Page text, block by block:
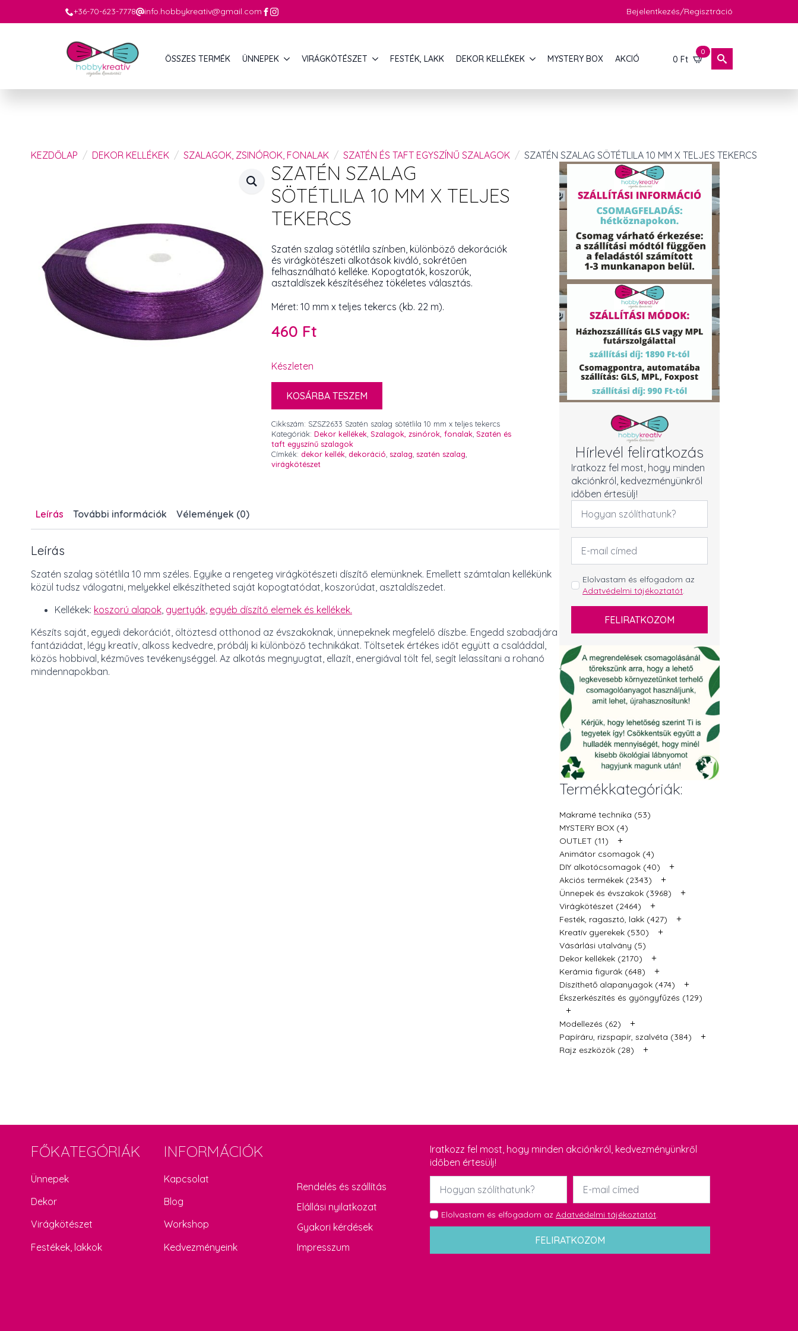
+36-70-623-7778 info.hobbykreativ@gmail.com Bejelentkezés/Regisztráció
ÖSSZES TERMÉK ÜNNEPEK VIRÁGKÖTÉSZET FESTÉK, LAKK DEKOR KELLÉKEK MYSTERY BOX AKCIÓ 0 Ft
0
KEZDŐLAP DEKOR KELLÉKEK SZALAGOK, ZSINÓROK, FONALAK SZATÉN ÉS TAFT EGYSZÍNŰ SZALAGOK SZATÉN SZALAG SÖTÉTLILA 10 MM X TELJES TEKERCS
SZATÉN SZALAG
SÖTÉTLILA 10 MM X TELJES
TEKERCS
Szatén szalag sötétlila színben, különböző dekorációk
és virágkötészeti alkotások kiváló, sokrétűen
felhasználható kelléke. Kopogtatók, koszorúk,
asztaldíszek készítéséhez tökéletes választás.
Méret: 10 mm x teljes tekercs (kb. 22 m).
460 Ft
Készleten
KOSÁRBA TESZEM
Cikkszám: SZSZ2633 Szatén szalag sötétlila 10 mm x teljes tekercs
Kategóriák: Dekor kellékek, Szalagok, zsinórok, fonalak, Szatén és
taft egyszínű szalagok
Címkék: dekor kellék, dekoráció, szalag, szatén szalag,
virágkötészet
Leírás További információk Vélemények (0)
Leírás
Szatén szalag sötétlila 10 mm széles. Egyike a rengeteg virágkötészeti díszítő elemünknek. Emellett számtalan kellékünk
közül tudsz válogatni, melyekkel elkészítheted saját kopogtatódat, koszorúdat, asztaldíszedet.
Kellékek: koszorú alapok, gyertyák, egyéb díszítő elemek és kellékek.
Készíts saját, egyedi dekorációt, öltöztesd otthonod az évszakoknak, ünnepeknek megfelelő díszbe. Engedd szabadjára
fantáziádat, légy kreatív, alkoss kedvedre, próbálj ki különböző technikákat. Töltsetek értékes időt együtt a családdal,
közös hobbival, kézműves tevékenységgel. Az alkotás megnyugtat, ellazít, energiával tölt fel, segít lelassítani a rohanó
mindennapokban.
Hírlevél feliratkozás
Iratkozz fel most, hogy minden
akciónkról, kedvezményünkről
időben értesülj!
Név
Email
cím
GDPR
*
Elolvastam és elfogadom az
Adatvédelmi tájékoztatót.
FELIRATKOZOM
Termékkategóriák:
Makramé technika (53)
MYSTERY BOX (4)
OUTLET (11)
+
Animátor csomagok (4)
DIY alkotócsomagok (40)
+
Akciós termékek (2343) +
Ünnepek és évszakok (3968) +
Virágkötészet (2464) +
Festék, ragasztó, lakk (427) +
Kreatív gyerekek (530) +
Vásárlási utalvány (5)
Dekor kellékek (2170)
+
Kerámia figurák (648) +
Díszíthető alapanyagok (474) +
Ékszerkészítés és gyöngyfűzés (129)
+
Modellezés (62) +
Papíráru, rizspapír, szalvéta (384) +
Rajz eszközök (28) +
FŐKATEGÓRIÁK
Ünnepek
Dekor
Virágkötészet
Festékek, lakkok
INFORMÁCIÓK
Kapcsolat
Blog
Workshop
Kedvezményeink
Rendelés és szállítás
Elállási nyilatkozat
Gyakori kérdések
Impresszum
Iratkozz fel most, hogy minden akciónkról, kedvezményünkről
időben értesülj!
Név
Email
GDPR
*
Elolvastam és elfogadom az Adatvédelmi tájékoztatót
FELIRATKOZOM